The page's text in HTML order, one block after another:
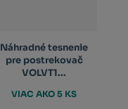
Náhradné tesnenie
pre postrekovač
VOLVT1...
VIAC AKO 5 KS